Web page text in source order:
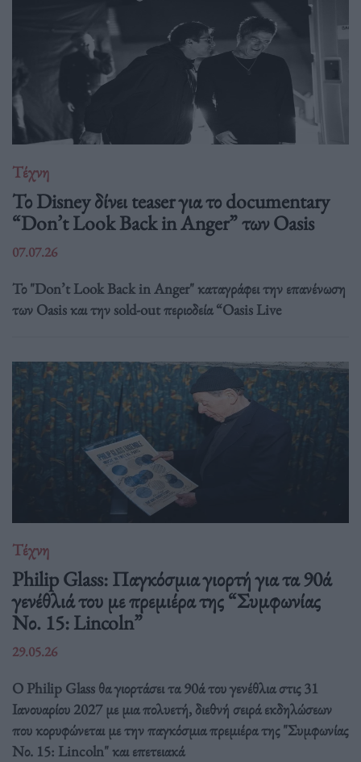
Τέχνη
Το Disney δίνει teaser για το documentary
“Don’t Look Back in Anger” των Oasis
07.07.26
Το "Don’t Look Back in Anger" καταγράφει την επανένωση
των Oasis και την sold-out περιοδεία “Oasis Live
Τέχνη
Philip Glass: Παγκόσμια γιορτή για τα 90ά
γενέθλιά του με πρεμιέρα της “Συμφωνίας
Νο. 15: Lincoln”
29.05.26
Ο Philip Glass θα γιορτάσει τα 90ά του γενέθλια στις 31
Ιανουαρίου 2027 με μια πολυετή, διεθνή σειρά εκδηλώσεων
που κορυφώνεται με την παγκόσμια πρεμιέρα της "Συμφωνίας
Νο. 15: Lincoln" και επετειακά